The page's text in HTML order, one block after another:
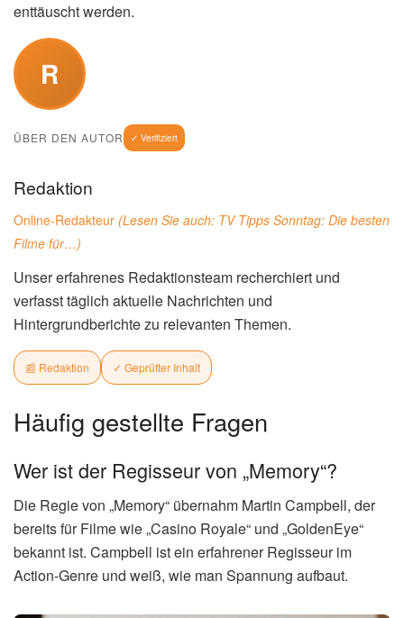
enttäuscht werden.
R
ÜBER DEN AUTOR ✓ Verifiziert
Redaktion
Online-Redakteur (Lesen Sie auch: TV Tipps Sonntag: Die besten
Filme für…)
Unser erfahrenes Redaktionsteam recherchiert und
verfasst täglich aktuelle Nachrichten und
Hintergrundberichte zu relevanten Themen.
📰 Redaktion ✓ Geprüfter Inhalt
Häufig gestellte Fragen
Wer ist der Regisseur von „Memory“?
Die Regie von „Memory“ übernahm Martin Campbell, der
bereits für Filme wie „Casino Royale“ und „GoldenEye“
bekannt ist. Campbell ist ein erfahrener Regisseur im
Action-Genre und weiß, wie man Spannung aufbaut.